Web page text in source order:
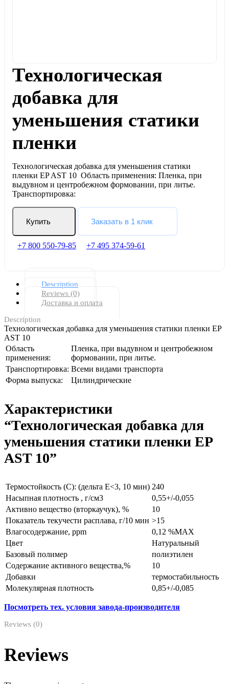
Технологическая
добавка для
уменьшения статики
пленки
Технологическая добавка для уменьшения статики
пленки EP AST 10 Область применения: Пленка, при
выдувном и центробежном формовании, при литье.
Транспортировка:
Купить Заказать в 1 клик
+7 800 550-79-85 +7 495 374-59-61
Description
Reviews (0)
Доставка и оплата
Description
Технологическая добавка для уменьшения статики пленки EP
AST 10
Область
применения:
Пленка, при выдувном и центробежном
формовании, при литье.
Транспортировка: Всеми видами транспорта
Форма выпуска:
Цилиндрические
Характеристики
“Технологическая добавка для
уменьшения статики пленки EP
AST 10”
Термостойкость (С): (дельта Е<3, 10 мин) 240
Насыпная плотность , г/см3
0,55+/-0,055
Активно вещество (вторкаучук), %
10
Показатель текучести расплава, г/10 мин >15
Влагосодержание, ppm
0,12 %MAX
Цвет
Натуральный
Базовый полимер
полиэтилен
Содержание активного вещества,%
10
Добавки
термостабильность
Молекулярная плотность
0,85+/-0,085
Посмотреть тех. условия завода-производителя
Reviews (0)
Reviews